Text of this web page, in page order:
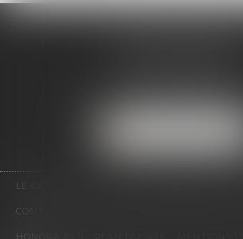
LE CABINET
CONTACT
HONORAIRES